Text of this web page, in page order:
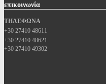
επικοινωνία
ΤΗΛΕΦΩΝΑ
+30 27410 48611
+30 27410 48621
+30 27410 49302